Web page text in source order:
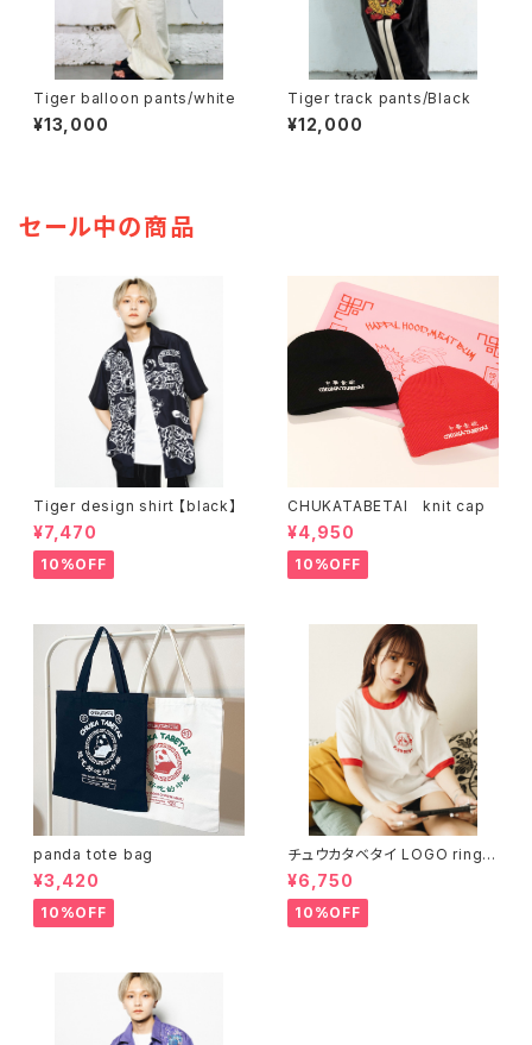
Tiger balloon pants/white
¥13,000
Tiger track pants/Black
¥12,000
セール中の商品
Tiger design shirt 【black】
¥7,470
10%OFF
CHUKATABETAI knit cap
¥4,950
10%OFF
panda tote bag
¥3,420
10%OFF
チュウカタベタイ LOGO ringer
T-shirt
¥6,750
10%OFF